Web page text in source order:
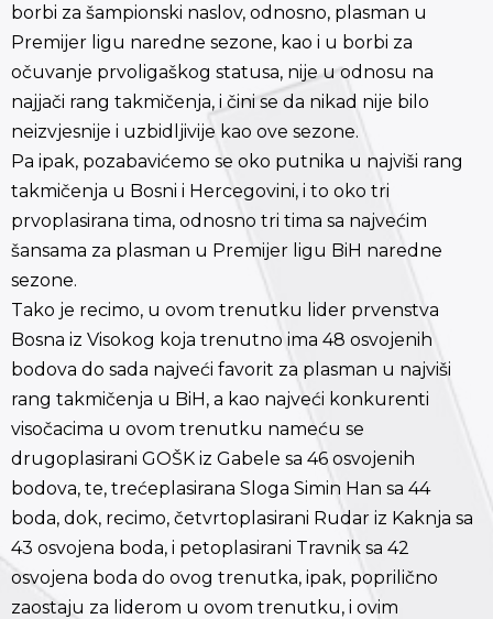
borbi za šampionski naslov, odnosno, plasman u
Premijer ligu naredne sezone, kao i u borbi za
očuvanje prvoligaškog statusa, nije u odnosu na
najjači rang takmičenja, i čini se da nikad nije bilo
neizvjesnije i uzbidljivije kao ove sezone.
Pa ipak, pozabavićemo se oko putnika u najviši rang
takmičenja u Bosni i Hercegovini, i to oko tri
prvoplasirana tima, odnosno tri tima sa najvećim
šansama za plasman u Premijer ligu BiH naredne
sezone.
Tako je recimo, u ovom trenutku lider prvenstva
Bosna iz Visokog koja trenutno ima 48 osvojenih
bodova do sada najveći favorit za plasman u najviši
rang takmičenja u BiH, a kao najveći konkurenti
visočacima u ovom trenutku nameću se
drugoplasirani GOŠK iz Gabele sa 46 osvojenih
bodova, te, trećeplasirana Sloga Simin Han sa 44
boda, dok, recimo, četvrtoplasirani Rudar iz Kaknja sa
43 osvojena boda, i petoplasirani Travnik sa 42
osvojena boda do ovog trenutka, ipak, poprilično
zaostaju za liderom u ovom trenutku, i ovim